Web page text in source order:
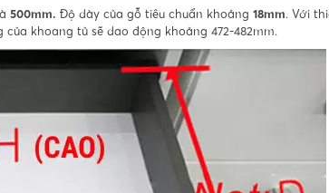
500mm. Độ dày của gỗ tiêu chuẩn khoảng 18mm. Với
của khoang tủ sẽ dao động khoảng 472-482mm.